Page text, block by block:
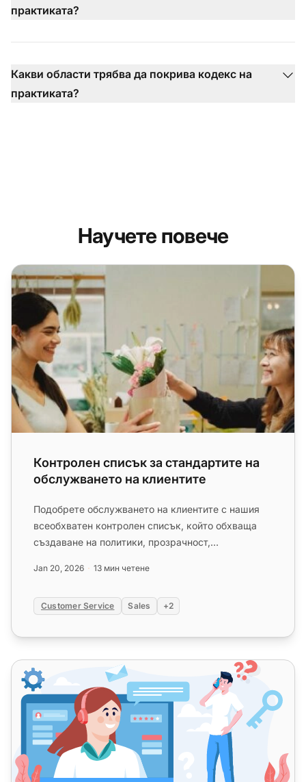
практиката?
Какви области трябва да покрива кодекс на
практиката?
Научете повече
Контролен списък за стандартите на обслужването на
Контролен списък за стандартите на
обслужването на клиентите
Подобрете обслужването на клиентите с нашия
всеобхватен контролен списък, който обхваща
създаване на политики, прозрачност,
Jan 20, 2026 13 мин четене
Customer Service Sales +2
Често срещани грешки в обслужването на клиентите и